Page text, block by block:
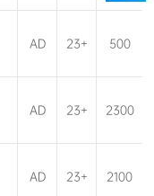
AD 23+ 500
AD 23+ 2300
AD 23+ 2100